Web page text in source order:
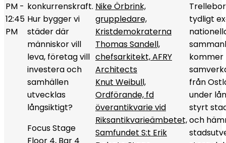
PM -
12:45
PM
konkurrenskraft.
Hur bygger vi
städer där
människor vill
leva, företag vill
investera och
samhällen
utvecklas
långsiktigt?
Focus Stage
Nike Örbrink,
gruppledare,
Kristdemokraterna
Thomas Sandell,
chefsarkitekt, AFRY
Architects
Knut Weibull,
Ordförande, fd
överantikvarie vid
Riksantikvarieämbetet,
Samfundet S:t Erik
tydligt
kommer
från
under
styrt
och